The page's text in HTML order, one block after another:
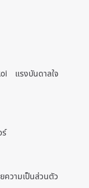
แรงบันดาลใจ
ร์
ความเป็นส่วนตัว